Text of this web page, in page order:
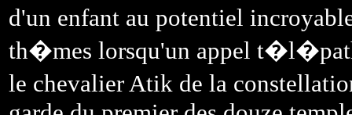
d'un enfant au potentiel
th�mes lorsqu'un appel
le chevalier Atik de la